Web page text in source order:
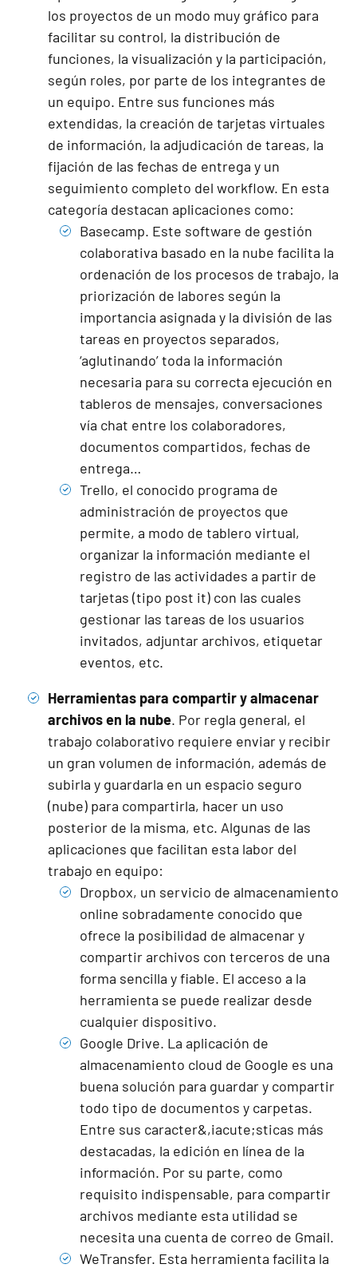
los proyectos de un modo muy gráfico para
facilitar su control, la distribución de
funciones, la visualización y la participación,
según roles, por parte de los integrantes de
un equipo. Entre sus funciones más
extendidas, la creación de tarjetas virtuales
de información, la adjudicación de tareas, la
fijación de las fechas de entrega y un
seguimiento completo del workflow. En esta
categoría destacan aplicaciones como:
Basecamp. Este software de gestión
colaborativa basado en la nube facilita la
ordenación de los procesos de trabajo, la
priorización de labores según la
importancia asignada y la división de las
tareas en proyectos separados,
‘aglutinando’ toda la información
necesaria para su correcta ejecución en
tableros de mensajes, conversaciones
vía chat entre los colaboradores,
documentos compartidos, fechas de
entrega…
Trello, el conocido programa de
administración de proyectos que
permite, a modo de tablero virtual,
organizar la información mediante el
registro de las actividades a partir de
tarjetas (tipo post it) con las cuales
gestionar las tareas de los usuarios
invitados, adjuntar archivos, etiquetar
eventos, etc.
Herramientas para compartir y almacenar
archivos en la nube. Por regla general, el
trabajo colaborativo requiere enviar y recibir
un gran volumen de información, además de
subirla y guardarla en un espacio seguro
(nube) para compartirla, hacer un uso
posterior de la misma, etc. Algunas de las
aplicaciones que facilitan esta labor del
trabajo en equipo:
Dropbox, un servicio de almacenamiento
online sobradamente conocido que
ofrece la posibilidad de almacenar y
compartir archivos con terceros de una
forma sencilla y fiable. El acceso a la
herramienta se puede realizar desde
cualquier dispositivo.
Google Drive. La aplicación de
almacenamiento cloud de Google es una
buena solución para guardar y compartir
todo tipo de documentos y carpetas.
Entre sus caracter&,iacute;sticas más
destacadas, la edición en línea de la
información. Por su parte, como
requisito indispensable, para compartir
archivos mediante esta utilidad se
necesita una cuenta de correo de Gmail.
WeTransfer. Esta herramienta facilita la